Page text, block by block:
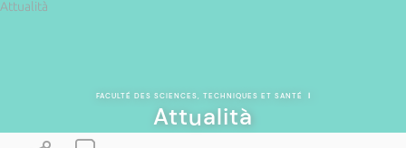
Attualità
FACULTÉ DES SCIENCES, TECHNIQUES ET SANTÉ |
Attualità